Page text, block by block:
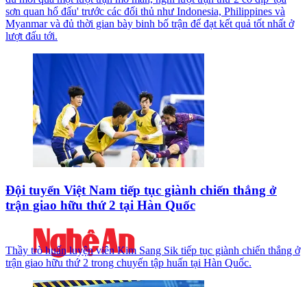
sơn quan hổ đấu' trước các đối thủ như Indonesia, Philippines và
Myanmar và đủ thời gian bày binh bố trận để đạt kết quả tốt nhất ở
lượt đấu tới.
Đội tuyển Việt Nam tiếp tục giành chiến thắng ở
trận giao hữu thứ 2 tại Hàn Quốc
Thầy trò huấn luyện viên Kim Sang Sik tiếp tục giành chiến thắng ở
trận giao hữu thứ 2 trong chuyến tập huấn tại Hàn Quốc.